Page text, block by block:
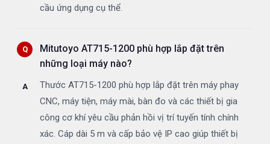
cầu ứng dụng cụ thể.
Mitutoyo AT715-1200 phù hợp lắp đặt trên
những loại máy nào?
Thước AT715-1200 phù hợp lắp đặt trên máy phay
CNC, máy tiện, máy mài, bàn đo và các thiết bị gia
công cơ khí yêu cầu phản hồi vị trí tuyến tính chính
xác. Cáp dài 5 m và cấp bảo vệ IP cao giúp thiết bị